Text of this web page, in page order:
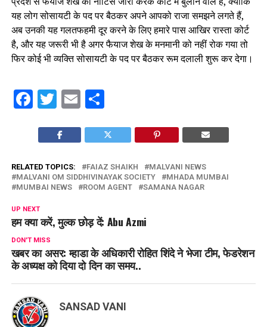
यह लोग सोसायटी के पद पर बैठकर अपने आपको राजा समझने लगते हैं,
अब उनकी यह गलतफहमी दूर करने के लिए हमारे पास आखिर रास्ता कोर्ट
है, और यह जरूरी भी है अगर फैयाज शेख के मनमानी को नहीं रोक गया तो
फिर कोई भी व्यक्ति सोसायटी के पद पर बैठकर रूम दलाली शुरू कर देगा।
Facebook
Twitter
EmailShare
RELATED TOPICS: FAIAZ SHAIKH
MALVANI NEWS
MALVANI OM SIDDHIVINAYAK SOCIETY
MHADA MUMBAI
MUMBAI NEWS
ROOM AGENT SAMANA NAGAR
UP NEXT
हम क्या करें, मुल्क छोड़ दें: Abu Azmi
DON'T MISS
खबर का असर: म्हाडा के अधिकारी रोहित शिंदे ने भेजा टीम, फेडरेशन
के अध्यक्ष को दिया दो दिन का समय..
SANSAD VANI